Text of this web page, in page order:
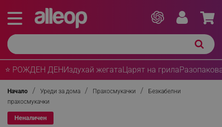
⭐ РОЖДЕН ДЕНИздухай жегатаЦарят на грила
Начало Уреди за дома Прахосмукачки
Безкабелни
прахосмукачки
Неналичен